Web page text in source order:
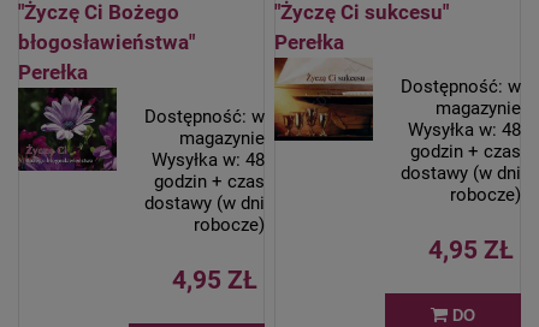
"Życzę Ci Bożego
błogosławieństwa"
Perełka
Dostępność: w
magazynie
Wysyłka w: 48
godzin + czas
dostawy (w dni
robocze)
4,95 ZŁ
"Życzę Ci sukcesu"
Perełka
Dostępność: w
magazynie
Wysyłka w: 48
godzin + czas
dostawy (w dni
robocze)
4,95 ZŁ
DO